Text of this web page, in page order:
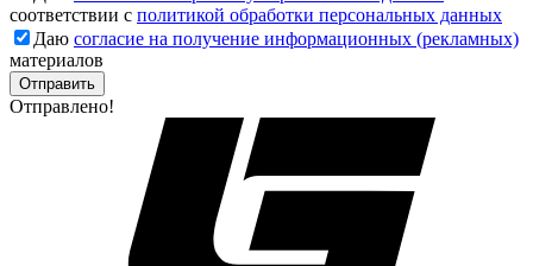
соответствии с политикой обработки персональных данных
Даю согласие на получение информационных (рекламных)
материалов
Отправлено!